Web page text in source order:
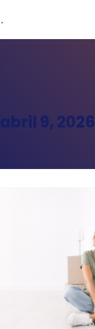
abril 9, 2026